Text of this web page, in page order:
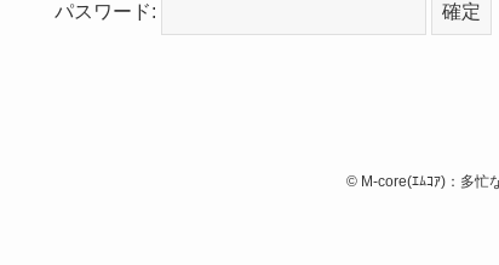
パスワード:
© M-core(ｴﾑｺｱ)：多忙